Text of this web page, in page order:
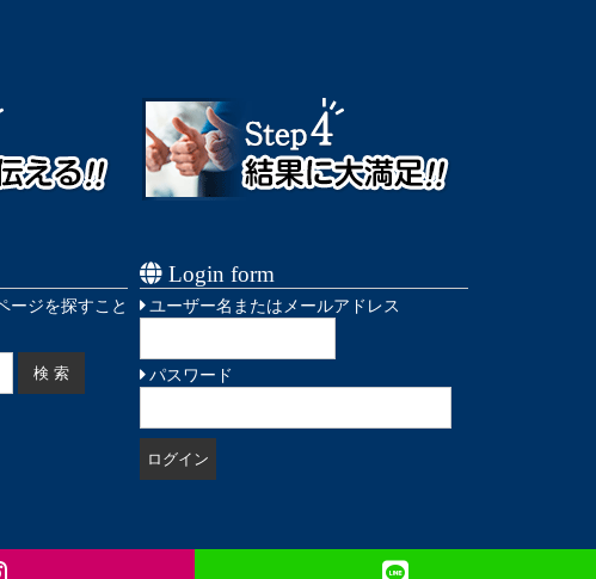
ージを探すこと
Login form
ユーザー名またはメールアドレス
パスワード